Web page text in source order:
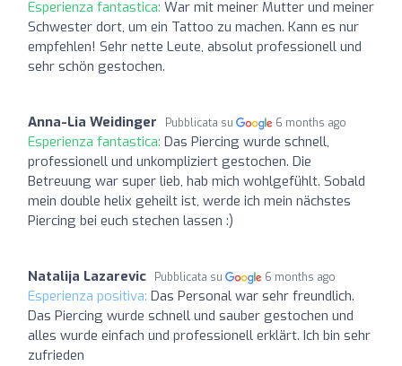
Esperienza fantastica: War mit meiner Mutter und meiner
Schwester dort, um ein Tattoo zu machen. Kann es nur
empfehlen! Sehr nette Leute, absolut professionell und
sehr schön gestochen.
Anna-Lia Weidinger Pubblicata su 6 months ago
Esperienza fantastica: Das Piercing wurde schnell,
professionell und unkompliziert gestochen. Die
Betreuung war super lieb, hab mich wohlgefühlt. Sobald
mein double helix geheilt ist, werde ich mein nächstes
Piercing bei euch stechen lassen :)
Natalija Lazarevic Pubblicata su 6 months ago
Esperienza positiva: Das Personal war sehr freundlich.
Das Piercing wurde schnell und sauber gestochen und
alles wurde einfach und professionell erklärt. Ich bin sehr
zufrieden